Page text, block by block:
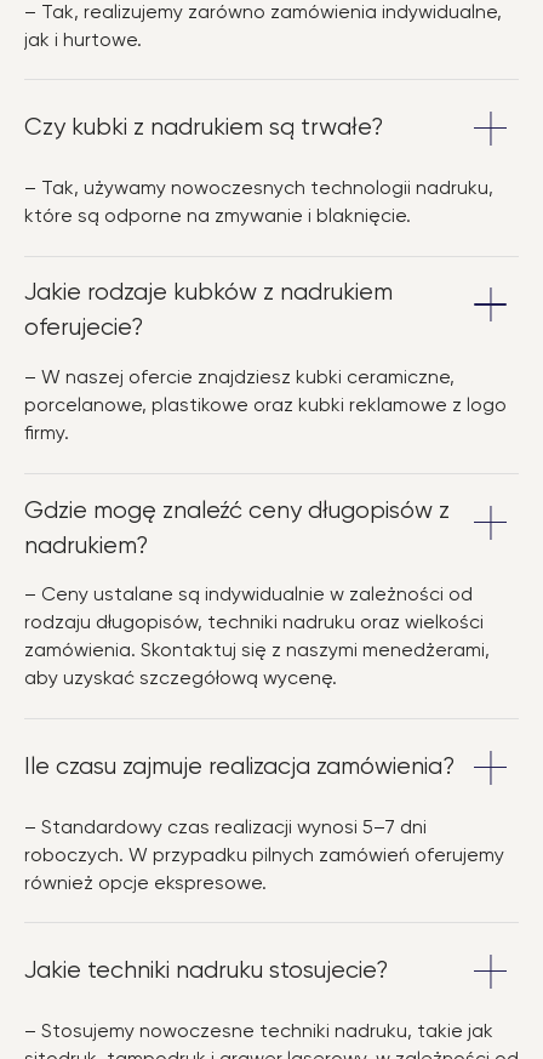
– Tak, realizujemy zarówno zamówienia indywidualne,
jak i hurtowe.
Czy kubki z nadrukiem są trwałe?
– Tak, używamy nowoczesnych technologii nadruku,
które są odporne na zmywanie i blaknięcie.
Jakie rodzaje kubków z nadrukiem
oferujecie?
– W naszej ofercie znajdziesz kubki ceramiczne,
porcelanowe, plastikowe oraz kubki reklamowe z logo
firmy.
Gdzie mogę znaleźć ceny długopisów z
nadrukiem?
– Ceny ustalane są indywidualnie w zależności od
rodzaju długopisów, techniki nadruku oraz wielkości
zamówienia. Skontaktuj się z naszymi menedżerami,
aby uzyskać szczegółową wycenę.
Ile czasu zajmuje realizacja zamówienia?
– Standardowy czas realizacji wynosi 5–7 dni
roboczych. W przypadku pilnych zamówień oferujemy
również opcje ekspresowe.
Jakie techniki nadruku stosujecie?
– Stosujemy nowoczesne techniki nadruku, takie jak